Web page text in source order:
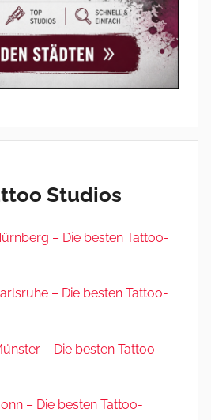
Studios
– Die besten Tattoo-
– Die besten Tattoo-
– Die besten Tattoo-
– Die besten Tattoo-